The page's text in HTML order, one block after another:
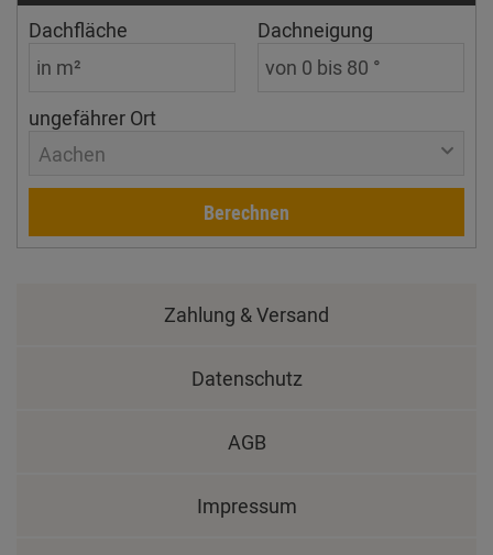
Dachfläche Dachneigung
ungefährer Ort
Aachen
Berechnen
Zahlung & Versand
Datenschutz
AGB
Impressum